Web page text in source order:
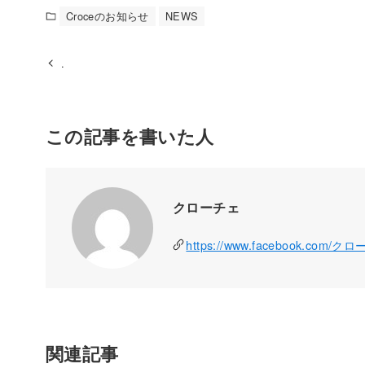
Croceのお知らせ NEWS
.
この記事を書いた人
クローチェ
https://www.facebook.com/クロ
関連記事